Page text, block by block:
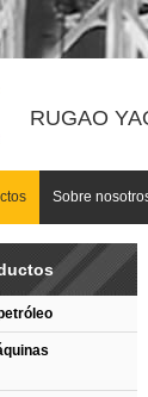
RUGAO
Sobre